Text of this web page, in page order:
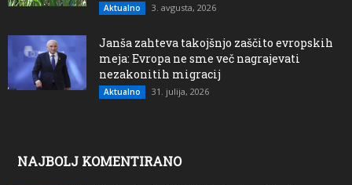
Aktualno 3. avgusta, 2026
Janša zahteva takojšnjo zaščito evropskih
meja: Evropa ne sme več nagrajevati
nezakonitih migracij
Aktualno 31. julija, 2026
NAJBOLJ KOMENTIRANO